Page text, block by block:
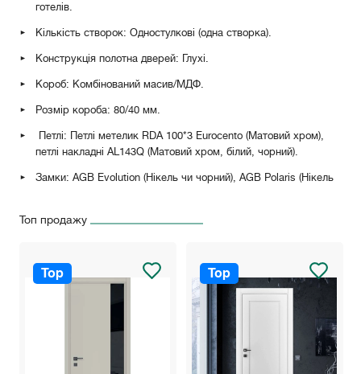
готелів.
Кількість створок: Одностулкові (одна створка).
Конструкція полотна дверей: Глухі.
Короб: Комбінований масив/МДФ.
Розмір короба: 80/40 мм.
Петлі: Петлі метелик RDA 100*3 Eurocento (Матовий хром),
петлі накладні AL143Q (Матовий хром, білий, чорний).
Замки: AGB Evolution (Нікель чи чорний), AGB Polaris (Нікель
Розширювач: 100 мм — для стін товщиною до 160 мм, 200
Колір: Білий Альпійський.
Гарантія: 2 роки
Топ продажу
Top Top